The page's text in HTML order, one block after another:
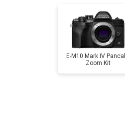
Ремонт
Чистка
E-M10 Mark IV
Zoom Kit